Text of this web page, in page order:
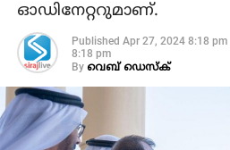
ഓഡിനേറ്ററുമാണ്.
Published Apr 27, 2024 8:18 pm|
8:18 pm
By വെബ് ഡെസ്‌ക്